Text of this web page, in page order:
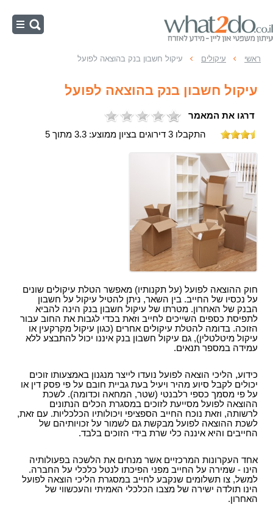
ראשי
הוצאה לפועל - זוכה
עיקולים
כינוס נכסים
ראשי עיקולים עיקול חשבון בנק בהוצאה לפועל
עיקול חשבון בנק בהוצאה לפועל
דרגו את המאמר
התקבלו 3 דירוגים בציון ממוצע: 3.3 מתוך 5
חוק ההוצאה לפועל (על תקנותיו) מאפשר הטלת עיקולים שונים
על נכסיו של החייב. בין השאר, ניתן להטיל עיקול על חשבון
הבנק של האחרון. מטרתו של עיקול חשבון בנק הינה להביא
לתפיסת כספים השייכים לחייב וזאת בכדי לגבות את החוב עבור
הזוכה. בדומה להטלת עיקולים אחרים (כגון עיקול מקרקעין או
עיקול מיטלטלין), גם עיקול חשבון בנק איננו יכול להתבצע ללא
עמידה במספר תנאים.
כידוע, הליכי הוצאה לפועל נועדו לייצר מנגנון באמצעותו זוכים
יכולים לקבל סיוע מהיר ויעיל בעת גביית חובם על פי פסק דין או
על פי מסמך כספי רלבנטי (שטר, המחאה וכדומה). לשכת
ההוצאה לפועל מסייעת לזוכים במסגרת הכלים הנתונים
לרשותה, וזאת נוכח החייב הספציפי ויכולותיו הכלכליות. עם זאת,
לשכת ההוצאה לפועל מבקשת גם לשמור על זכויותיהם של
החייבים והיא איננה כלי שרת בידי הזוכים בלבד.
אחד העקרונות המרכזיים אשר מנחים את הלשכה בפעולותיה
הינו - שמירה על החייב מפני הפיכתו לנטל כלכלי על החברה.
למשל, צו תשלומים שנקבע לחייב במסגרת הליכי הוצאה לפועל
הינו תולדה ישירה של מצבו הכלכלי האמיתי והעכשווי של
האחרון.